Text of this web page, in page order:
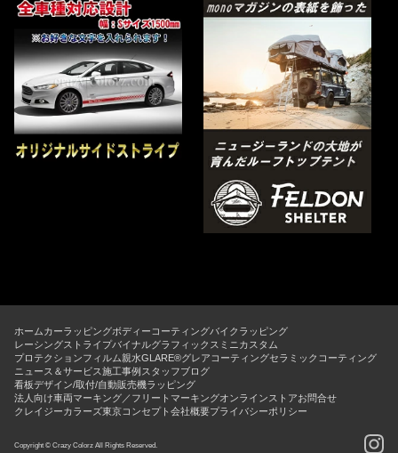
ホームカーラッピングボディーコーティングバイクラッピング
レーシングストライプバイナルグラフィックス ミニカスタム
プロテクションフィルム親水GLARE®グレアコーティングセラミックコーティング
ニュース＆サービス施工事例 スタッフブログ
看板デザイン/取付/自動販売機ラッピング
法人向け車両マーキング／フリートマーキングオンラインストアお問合せ
クレイジーカラーズ東京コンセプト 会社概要プライバシーポリシー
Copyright © Crazy Colorz All Rights Reserved.